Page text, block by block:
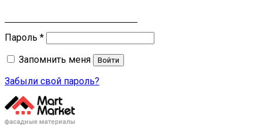
Пароль *
Запомнить меня
Войти
Забыли свой пароль?